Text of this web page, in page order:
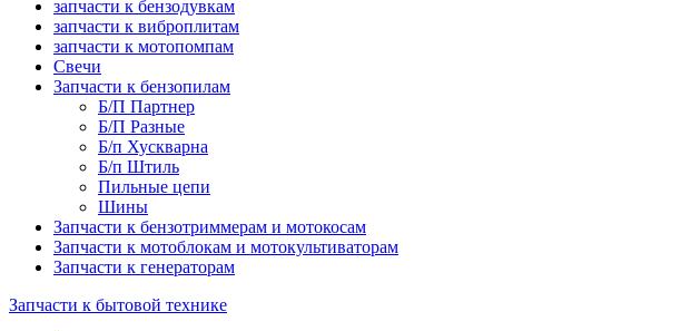
запчасти к бензодувкам
запчасти к виброплитам
запчасти к мотопомпам
Свечи
Запчасти к бензопилам
Б/П Партнер
Б/П Разные
Б/п Хускварна
Б/п Штиль
Пильные цепи
Шины
Запчасти к бензотриммерам и мотокосам
Запчасти к мотоблокам и мотокультиваторам
Запчасти к генераторам
Запчасти к бытовой технике